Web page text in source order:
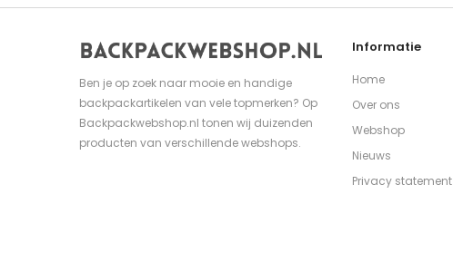
Ben je op zoek naar mooie en handige
backpackartikelen van vele topmerken? Op
Backpackwebshop.nl tonen wij duizenden
producten van verschillende webshops.
Informatie
Home
Over ons
Webshop
Nieuws
Privacy statement